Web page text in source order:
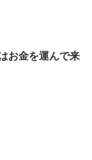
お金を運んで来